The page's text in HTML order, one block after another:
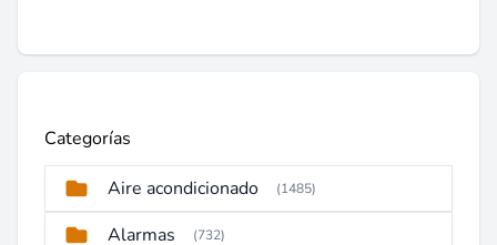
Categorías
Aire acondicionado (1485)
Alarmas (732)